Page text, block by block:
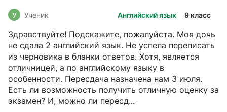
Английский язык 9 класс
У Ученик
Здравствуйте! Подскажите, пожалуйста. Моя дочь
не сдала 2 английский язык. Не успела переписать
из черновика в бланки ответов. Хотя, является
отличницей, а по английскому языку в
особенности. Пересдача назначена нам 3 июля.
Есть ли возможность получить отличную оценку за
экзамен? И, можно ли пересд...